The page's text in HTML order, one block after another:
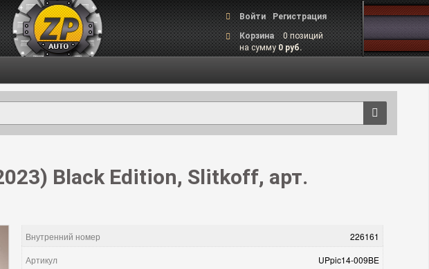
Войти
Регистрация
Корзина
0 позиций
на сумму0 руб.
Black Edition, Slitkoff, арт.
Внутренний номер
226161
Артикул
UPpic14-009BE